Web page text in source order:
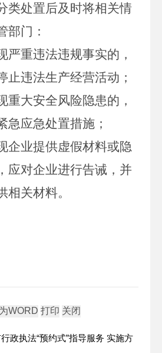
类处置后及时将相关情
部门：
严重违法违规事实的，
止违法生产经营活动；
重大安全风险隐患的，
急应急处置措施；
企业提供虚假材料或隐
应对企业进行告诫， 并
相关材料。
政执法“预约式”指导服务 实施方